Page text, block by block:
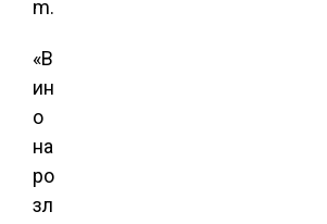
m.
«‏В
ин
о
на
ро
зл